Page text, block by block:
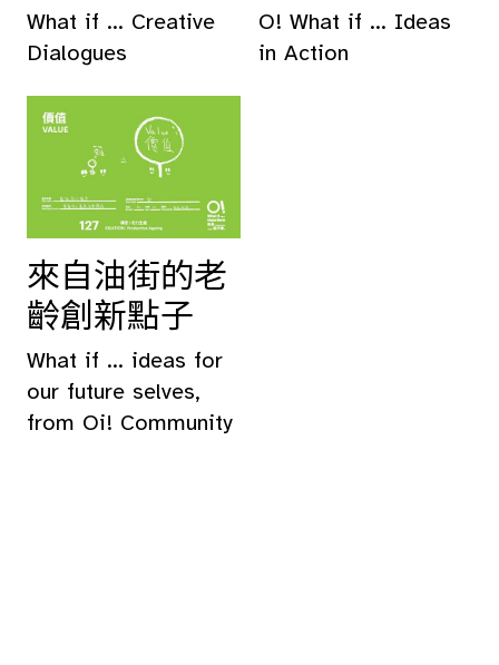
What if ... Creative
Dialogues
O! What if ... Ideas
in Action
來自油街的老
齡創新點子
What if ... ideas for
our future selves,
from Oi! Community